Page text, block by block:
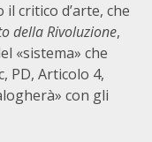
critico d’arte, che
della Rivoluzione,
«sistema» che
PD, Articolo 4,
con gli